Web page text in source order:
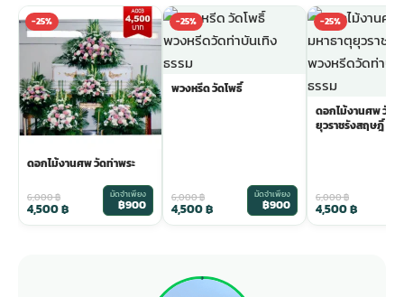
-25%
ดอกไม้งานศพ วัดท่าพระ
6,000฿
4,500฿
มัดจำเพียง
฿900
-25%
พวงหรีด วัดโพธิ์
6,000฿
4,500฿
มัดจำเพียง
฿900
-25%
ดอกไม้งานศพ วัดม
ยุวราชรังสฤษฎิ์
6,000฿
4,500฿